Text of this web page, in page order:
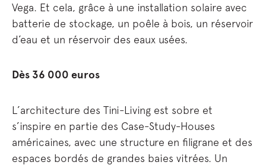
Vega. Et cela, grâce à une installation solaire avec
batterie de stockage, un poêle à bois, un réservoir
d’eau et un réservoir des eaux usées.
Dès 36 000 euros
L’architecture des Tini-Living est sobre et
s’inspire en partie des Case-Study-Houses
américaines, avec une structure en filigrane et des
espaces bordés de grandes baies vitrées. Un